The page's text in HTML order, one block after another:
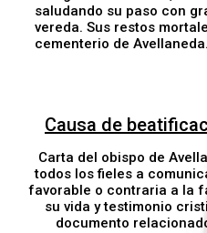
saludando su paso con
vereda. Sus restos
cementerio de
Causa de
Carta del obispo de
todos los fieles a
favorable o contraria a la
su vida y testimonio
documento